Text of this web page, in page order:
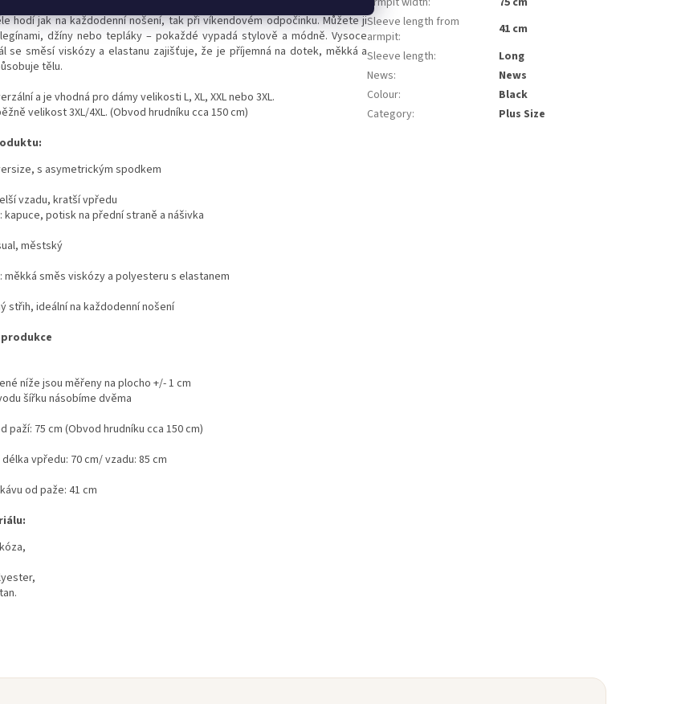
hodí jak na každodenní nošení, tak při víkendovém odpočinku. Můžete ji
džíny nebo tepláky – pokaždé vypadá stylově a módně. Vysoce
se směsí viskózy a elastanu zajišťuje, že je příjemná na dotek, měkká a
tělu.
a je vhodná pro dámy velikosti L, XL, XXL nebo 3XL.
velikost 3XL/4XL. (Obvod hrudníku cca 150 cm)
s asymetrickým spodkem
vzadu, kratší vpředu
kapuce, potisk na přední straně a nášivka
městský
měkká směs viskózy a polyesteru s elastanem
střih, ideální na každodenní nošení
níže jsou měřeny na plocho +/- 1 cm
šířku násobíme dvěma
paží: 75 cm (Obvod hrudníku cca 150 cm)
vpředu: 70 cm/ vzadu: 85 cm
od paže: 41 cm
Sleeve length from
armpit:
41 cm
Sleeve length:
Long
News:
News
Colour:
Black
Category: Plus Size